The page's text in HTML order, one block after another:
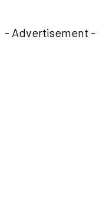
- Advertisement -